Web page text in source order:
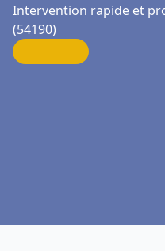
Intervention rapide et
(54190)